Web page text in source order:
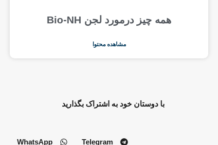
همه چیز درمورد لجن Bio-NH
مشاهده محتوا
با دوستان خود به اشتراک بگذارید
Telegram
WhatsApp